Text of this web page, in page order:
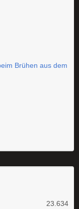
Brühen aus dem
23.634